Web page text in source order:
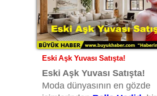
Eski Aşk Yuvası Satışta!
Eski Aşk Yuvası Satışta!
Moda dünyasının en gözde